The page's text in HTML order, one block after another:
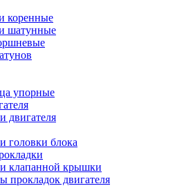
коренные
шатунные
упорные
двигателя
головки блока
клапанной крышки
прокладок двигателя